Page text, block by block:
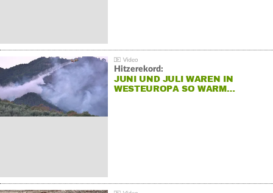
Hitzerekord:
JUNI UND JULI WAREN IN
WESTEUROPA SO WARM…